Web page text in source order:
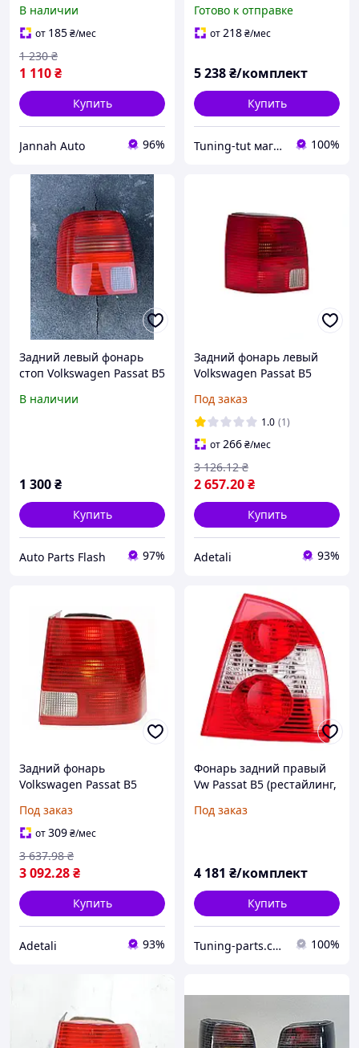
В наличии
от 185₴/мес
1 110₴
1 230 ₴
Купить
Jannah Auto 96%
рестайлинг
Готово к отправке
от218₴/мес
5 238₴/комплект
Купить
Tuning-tut магазин тюнинговых запчастей 100%
Задний левый фонарь
стоп Volkswagen Passat B5
универсал 3B9945095F
В наличии
1 300₴
Купить
Auto Parts Flash 97%
Задний фонарь левый
Volkswagen Passat B5
Под заказ
1.0 (1)
от266₴/мес
2 657.20₴
3 126.12 ₴
Купить
Adetali 93%
Задний фонарь
Volkswagen Passat B5
Под заказ
от309₴/мес
3 092.28₴
3 637.98 ₴
Купить
Adetali 93%
Фонарь задний правый
Vw Passat B5 (рестайлинг,
2005 без платы, (Depo)
Под заказ
4 181 ₴/комплект
Купить
Tuning-parts.com.ua 100%